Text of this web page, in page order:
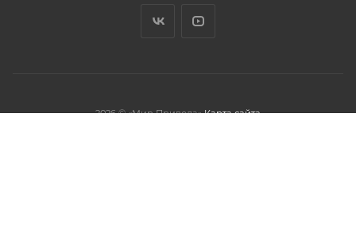
2026 © «Мир Привода» Карта сайта